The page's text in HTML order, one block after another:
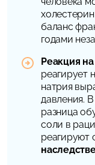
баланс
годами
Реакция
реагирует
натрия
давления.
разница
соли в
реагируют